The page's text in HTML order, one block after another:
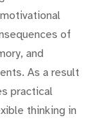
of
and
As a result
practical
thinking in